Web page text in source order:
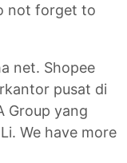
not forget to
net. Shopee
pusat di
Group yang
We have more